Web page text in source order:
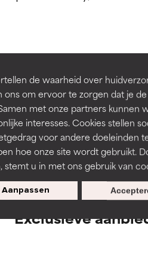
de waarheid over
ons om ervoor te zorgen dat je
met onze partners kunnen
interesses. Cookies stellen
voor andere doeleinden
hoe onze site wordt gebruikt.
stemt u in met ons gebruik van
Aanpassen
BACK TO
to assess ingredients in
irriterend maar kan esthetische,
is aanwezig. Het risico wordt
ingrediënten.
droogheid, enz.
het algemeen is bewezen dat
irriterend maar kan esthetische,
is aanwezig. Het risico wordt
ingrediënten.
droogheid, enz.
het algemeen is bewezen dat
Exclusieve